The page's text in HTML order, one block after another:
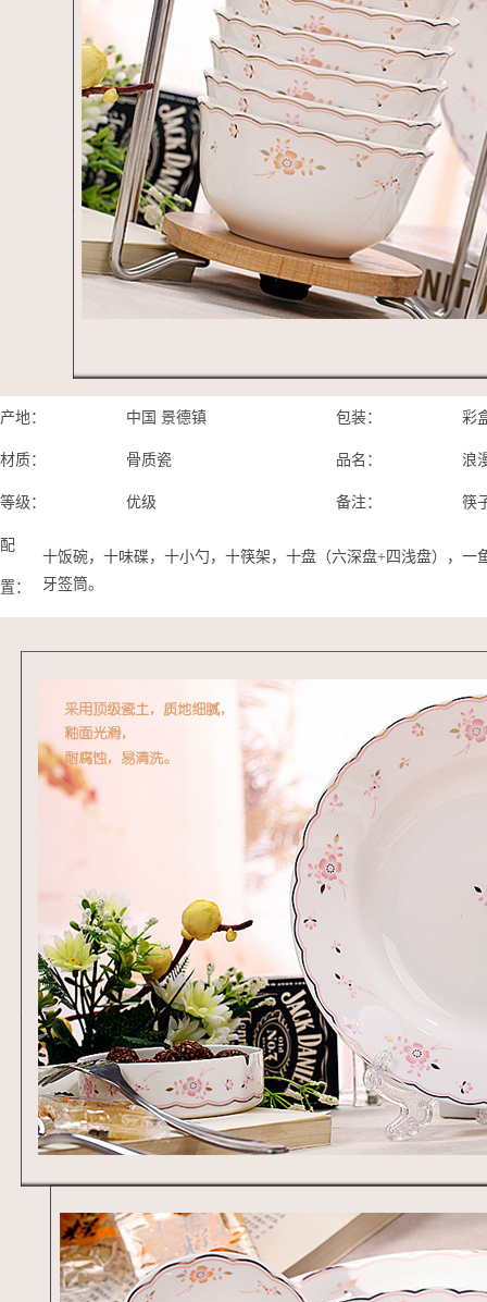
产地： 中国 景德镇 包装： 彩
材质： 骨质瓷 品名： 浪
等级： 优级 备注： 筷
配
置：
十饭碗，十味碟，十小勺，十筷架，十盘（六深盘+四浅盘），
牙签筒。